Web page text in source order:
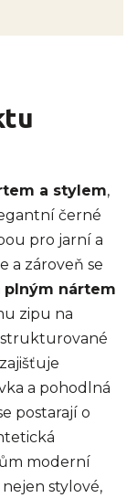
a stylem,
černé
pro jarní a
a zároveň se
plným nártem
zipu na
strukturované
a pohodlná
postarají o
moderní
stylové,